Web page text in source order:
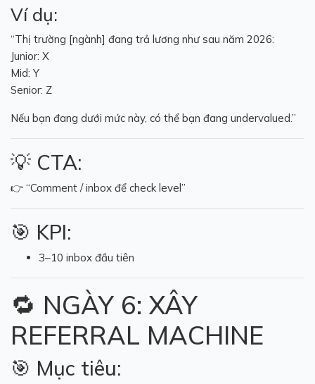
Ví dụ:
“Thị trường [ngành] đang trả lương như sau năm 2026:
Junior: X
Mid: Y
Senior: Z
Nếu bạn đang dưới mức này, có thể bạn đang undervalued.”
💡 CTA:
👉 “Comment / inbox để check level”
🎯 KPI:
3–10 inbox đầu tiên
🔁 NGÀY 6: XÂY
REFERRAL MACHINE
🎯 Mục tiêu: